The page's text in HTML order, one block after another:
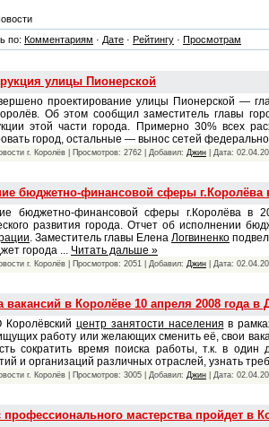
по: Комментариям · Дате · Рейтингу · Просмотрам
улицы Пионерской
проектирование улицы Пионерской —
Об этом сообщил заместитель главы
этой части города. Примерно 30% всех
город, остальные — вынос сетей
г. Королёв | Просмотров: 2762 | Добавил: Джин | Дата:
бюджетно-финансовой сферы г.Королёва
бюджетно-финансовой сферы г.Королёва в
развития города. Отчет об исполнении
. Заместитель главы Елена Логвиненко
города ... Читать дальше »
г. Королёв | Просмотров: 2051 | Добавил: Джин | Дата:
вакансий в Королёве 10 апреля 2008 года в
центр занятости населения в
работу или желающих сменить её, свои
сократить время поиска работы, т.к. в
и организаций различных отраслей, узнать
г. Королёв | Просмотров: 3005 | Добавил: Джин | Дата:
профессионального мастерства пройдет в